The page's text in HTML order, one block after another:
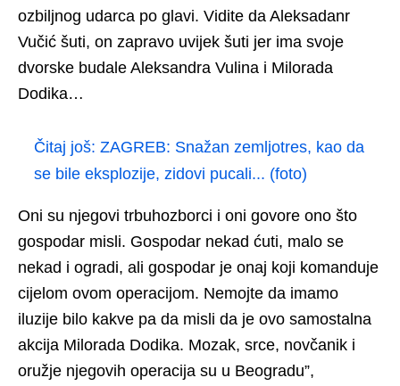
ozbiljnog udarca po glavi. Vidite da Aleksadanr
Vučić šuti, on zapravo uvijek šuti jer ima svoje
dvorske budale Aleksandra Vulina i Milorada
Dodika…
Čitaj još: ZAGREB: Snažan zemljotres, kao da
se bile eksplozije, zidovi pucali... (foto)
Oni su njegovi trbuhozborci i oni govore ono što
gospodar misli. Gospodar nekad ćuti, malo se
nekad i ogradi, ali gospodar je onaj koji komanduje
cijelom ovom operacijom. Nemojte da imamo
iluzije bilo kakve pa da misli da je ovo samostalna
akcija Milorada Dodika. Mozak, srce, novčanik i
oružje njegovih operacija su u Beogradu”,